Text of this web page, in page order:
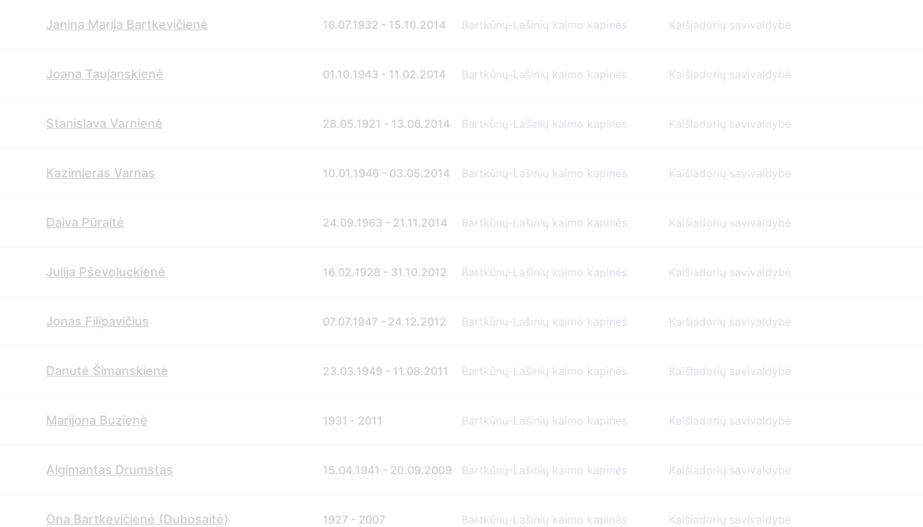
Janina Marija Bartkevičienė 16.07.1932 - 15.10.2014 Bartkūnų-Lašinių kaimo kapinės Kaišiadorių savivaldybė
Joana Taujanskienė 01.10.1943 - 11.02.2014 Bartkūnų-Lašinių kaimo kapinės Kaišiadorių savivaldybė
Stanislava Varnienė 28.05.1921 - 13.06.2014 Bartkūnų-Lašinių kaimo kapinės Kaišiadorių savivaldybė
Kazimieras Varnas 10.01.1946 - 03.05.2014 Bartkūnų-Lašinių kaimo kapinės Kaišiadorių savivaldybė
Daiva Pūraitė 24.09.1963 - 21.11.2014 Bartkūnų-Lašinių kaimo kapinės Kaišiadorių savivaldybė
Julija Pševoluckienė 16.02.1928 - 31.10.2012 Bartkūnų-Lašinių kaimo kapinės Kaišiadorių savivaldybė
Jonas Filipavičius 07.07.1947 - 24.12.2012 Bartkūnų-Lašinių kaimo kapinės Kaišiadorių savivaldybė
Danutė Šimanskienė 23.03.1949 - 11.08.2011 Bartkūnų-Lašinių kaimo kapinės Kaišiadorių savivaldybė
Marijona Buzienė 1931 - 2011 Bartkūnų-Lašinių kaimo kapinės Kaišiadorių savivaldybė
Algimantas Drumstas 15.04.1941 - 20.09.2009 Bartkūnų-Lašinių kaimo kapinės Kaišiadorių savivaldybė
Ona Bartkevičienė (Dubosaitė) 1927 - 2007 Bartkūnų-Lašinių kaimo kapinės Kaišiadorių savivaldybė